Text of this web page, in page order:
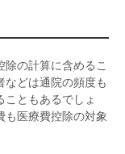
の計算に含めるこ
などは通院の頻度も
ともあるでしょ
も医療費控除の対象